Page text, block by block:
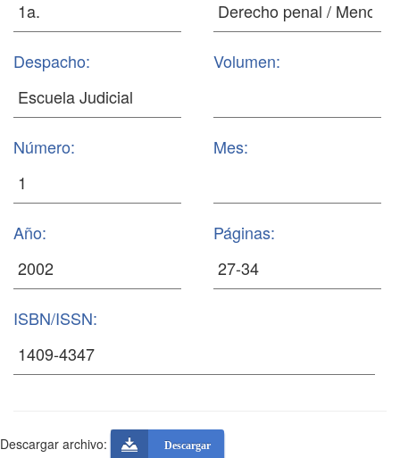
Despacho: Volumen:
Número: Mes:
Año: Páginas:
ISBN/ISSN:
Descargar archivo: Descargar